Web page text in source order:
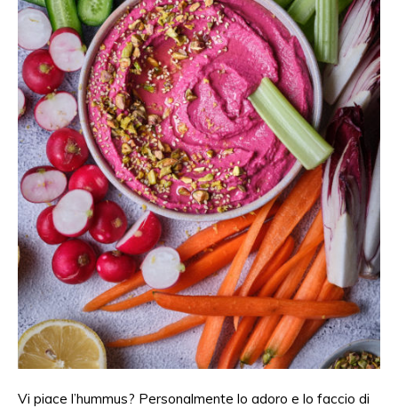
Vi piace l’hummus? Personalmente lo adoro e lo faccio di